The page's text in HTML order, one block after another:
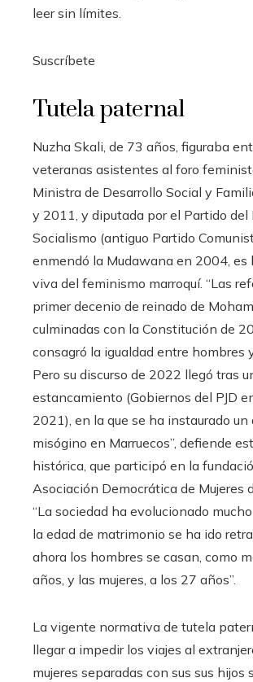
leer sin límites.
Suscríbete
Tutela paternal
Nuzha Skali, de 73 años, figuraba
veteranas asistentes al foro
Ministra de Desarrollo Social y
y 2011, y diputada por el Partido del
Socialismo (antiguo Partido
enmendó la Mudawana en 2004, es
viva del feminismo marroquí. “Las
primer decenio de reinado de
culminadas con la Constitución de
consagró la igualdad entre hombres
Pero su discurso de 2022 llegó tras
estancamiento (Gobiernos del PJD
2021), en la que se ha instaurado un
misógino en Marruecos”, defiende
histórica, que participó en la
Asociación Democrática de Mujeres
“La sociedad ha evolucionado
la edad de matrimonio se ha ido
ahora los hombres se casan, como
años, y las mujeres, a los 27 años”.
La vigente normativa de tutela
llegar a impedir los viajes al
mujeres separadas con sus sus hijos